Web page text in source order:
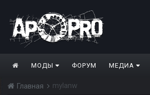
МОДЫ ФОРУМ МЕДИА
Главная mylanw